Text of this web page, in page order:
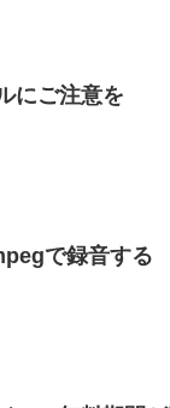
にご注意を
で録音する